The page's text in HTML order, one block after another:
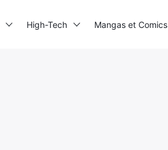
High-Tech Mangas et Comics